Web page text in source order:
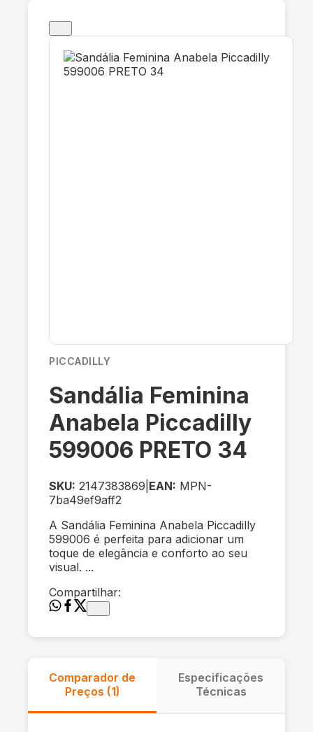
PICCADILLY
Sandália Feminina
Anabela Piccadilly
599006 PRETO 34
SKU: 2147383869 EAN: MPN-
7ba49ef9aff2
A Sandália Feminina Anabela Piccadilly
599006 é perfeita para adicionar um
toque de elegância e conforto ao seu
visual. ...
Compartilhar:
Comparador de
Preços (1)
Especificações
Técnicas